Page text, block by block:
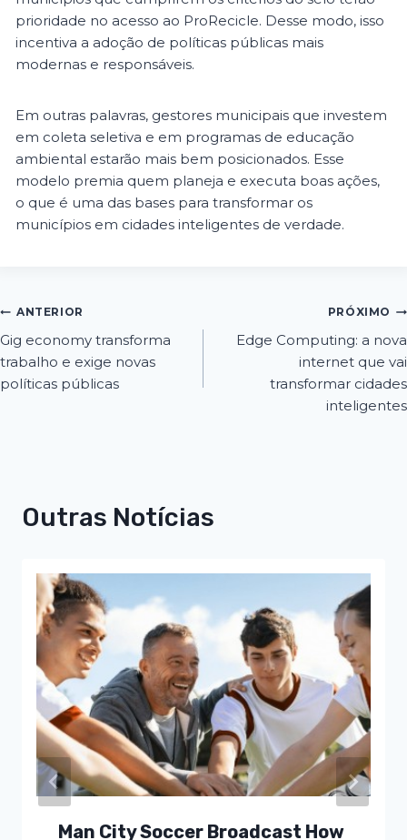
prioridade no acesso ao ProRecicle. Desse modo, isso
incentiva a adoção de políticas públicas mais
modernas e responsáveis.
Em outras palavras, gestores municipais que investem
em coleta seletiva e em programas de educação
ambiental estarão mais bem posicionados. Esse
modelo premia quem planeja e executa boas ações,
o que é uma das bases para transformar os
municípios em cidades inteligentes de verdade.
ANTERIOR
Gig economy transforma
trabalho e exige novas
políticas públicas
PRÓXIMO
Edge Computing: a nova
internet que vai
transformar cidades
inteligentes
Outras Notícias
Man City Soccer Broadcast How